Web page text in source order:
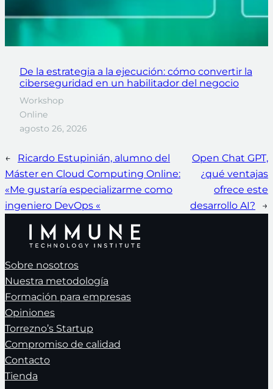
De la estrategia a la ejecución: cómo convertir la
ciberseguridad en un habilitador del negocio
Workshop
Online
agosto 26, 2026
←
Ricardo Estupinián, alumno del
Máster en Cloud Computing Online:
«Me gustaría especializarme como
ingeniero DevOps «
Open Chat GPT,
¿qué ventajas
ofrece este
desarrollo AI?
→
Sobre nosotros
Nuestra metodología
Formación para empresas
Opiniones
Torrezno’s Startup
Compromiso de calidad
Contacto
Tienda